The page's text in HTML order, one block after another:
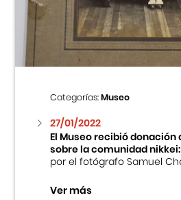
Centro Cultural Peruano
Museo de la Inmigración
Fondo Editorial
Teatro Peruano Japonés
Categorías:Museo
27/01/2022
El Museo recibió
sobre la comunidad nikkei:
por el fotógrafo Samuel
Ver más